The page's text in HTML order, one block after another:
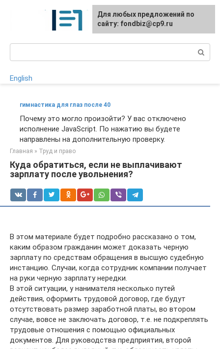
English
гимнастика для глаз после 40
Почему это могло произойти? У вас отключено
исполнение JavaScript. По нажатию вы будете
направлены на дополнительную проверку.
Главная » Труд и право
Куда обратиться, если не выплачивают
зарплату после увольнения?
В этом материале будет подробно рассказано о том,
каким образом гражданин может доказать черную
зарплату по средствам обращения в высшую судебную
инстанцию. Случаи, когда сотрудник компании получает
на руки черную зарплату нередки.
В этой ситуации, у нанимателя несколько путей
действия, оформить трудовой договор, где будут
отсутствовать размер заработной платы, во втором
случае, вовсе не заключать договор, т.е. не подкреплять
трудовые отношения с помощью официальных
документов. Для руководства предприятия, второй
Для любых предложений по
сайту: fondbiz@cp9.ru